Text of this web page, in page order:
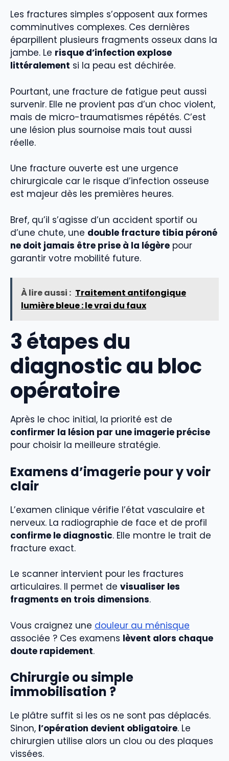
Les fractures simples s’opposent aux formes
comminutives complexes. Ces dernières
éparpillent plusieurs fragments osseux dans la
jambe. Le risque d’infection explose
littéralement si la peau est déchirée.
Pourtant, une fracture de fatigue peut aussi
survenir. Elle ne provient pas d’un choc violent,
mais de micro-traumatismes répétés. C’est
une lésion plus sournoise mais tout aussi
réelle.
Une fracture ouverte est une urgence
chirurgicale car le risque d’infection osseuse
est majeur dès les premières heures.
Bref, qu’il s’agisse d’un accident sportif ou
d’une chute, une double fracture tibia péroné
ne doit jamais être prise à la légère pour
garantir votre mobilité future.
À lire aussi : Traitement antifongique
lumière bleue : le vrai du faux
3 étapes du
diagnostic au bloc
opératoire
Après le choc initial, la priorité est de
confirmer la lésion par une imagerie précise
pour choisir la meilleure stratégie.
Examens d’imagerie pour y voir
clair
L’examen clinique vérifie l’état vasculaire et
nerveux. La radiographie de face et de profil
confirme le diagnostic. Elle montre le trait de
fracture exact.
Le scanner intervient pour les fractures
articulaires. Il permet de visualiser les
fragments en trois dimensions.
Vous craignez une douleur au ménisque
associée ? Ces examens lèvent alors chaque
doute rapidement.
Chirurgie ou simple
immobilisation ?
Le plâtre suffit si les os ne sont pas déplacés.
Sinon, l’opération devient obligatoire. Le
chirurgien utilise alors un clou ou des plaques
vissées.